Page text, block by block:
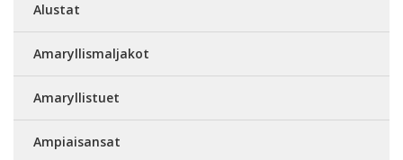
Alustat
Amaryllismaljakot
Amaryllistuet
Ampiaisansat